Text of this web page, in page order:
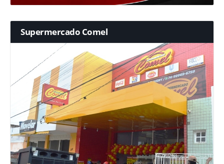
Supermercado Comel